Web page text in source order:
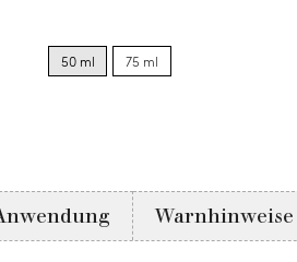
options
for50 ml
options
for75 ml
Warnhinweise